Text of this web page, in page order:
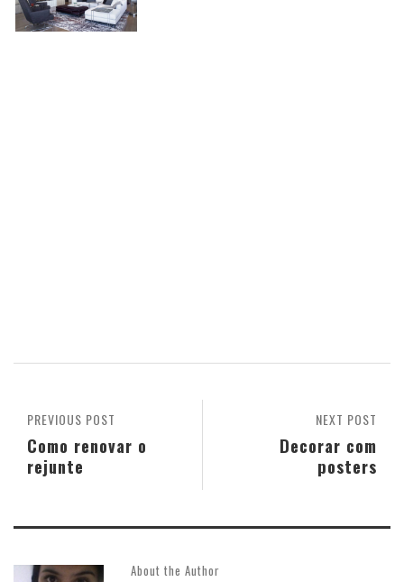
NEXT POST
Decorar com
posters
PREVIOUS POST
Como renovar o
rejunte
About the Author